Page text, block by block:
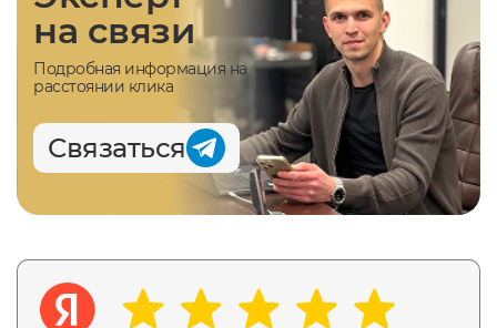
на связи
Подробная информация на
расстоянии клика
Связаться